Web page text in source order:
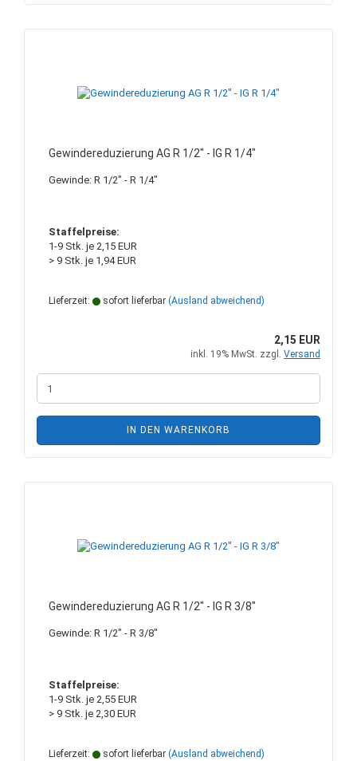
Gewindereduzierung AG R 1/2" - IG R 1/4"
Gewinde: R 1/2" - R 1/4"
Staffelpreise:
1-9 Stk. je 2,15 EUR
> 9 Stk. je 1,94 EUR
Lieferzeit: sofort lieferbar (Ausland abweichend)
2,15 EUR
inkl. 19% MwSt. zzgl. Versand
IN DEN WARENKORB
Gewindereduzierung AG R 1/2" - IG R 3/8"
Gewinde: R 1/2" - R 3/8"
Staffelpreise:
1-9 Stk. je 2,55 EUR
> 9 Stk. je 2,30 EUR
Lieferzeit: sofort lieferbar (Ausland abweichend)